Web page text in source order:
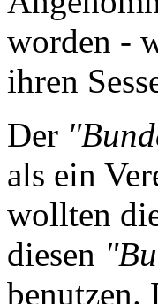
worden -
ihren
Der
als ein
wollten
diesen
benutzen.